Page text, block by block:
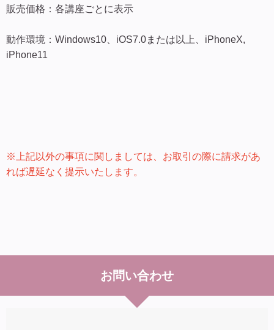
販売価格：各講座ごとに表示
動作環境：Windows10、iOS7.0または以上、iPhoneX,
iPhone11
※上記以外の事項に関しましては、お取引の際に請求があ
れば遅延なく提示いたします。
お問い合わせ